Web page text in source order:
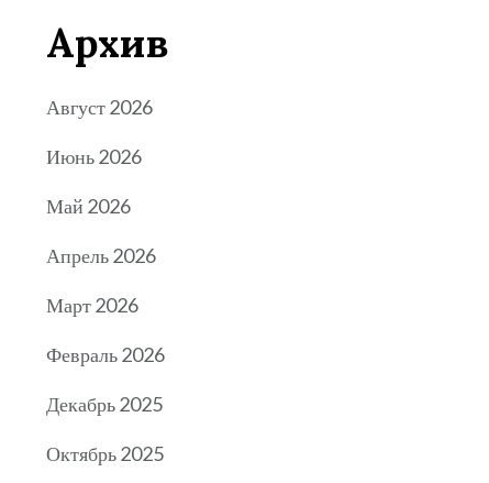
Архив
Август 2026
Июнь 2026
Май 2026
Апрель 2026
Март 2026
Февраль 2026
Декабрь 2025
Октябрь 2025